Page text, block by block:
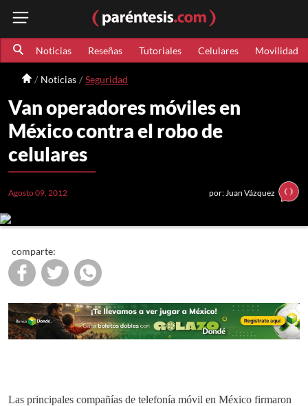
Noticias Reseñas Tutoriales Celulares Movilidad
Noticias Seguridad
Van operadores móviles en
México contra el robo de
celulares
Agosto 09, 2012 por: Juan Vázquez
comparte:
Las principales compañías de telefonía móvil en México firmaron